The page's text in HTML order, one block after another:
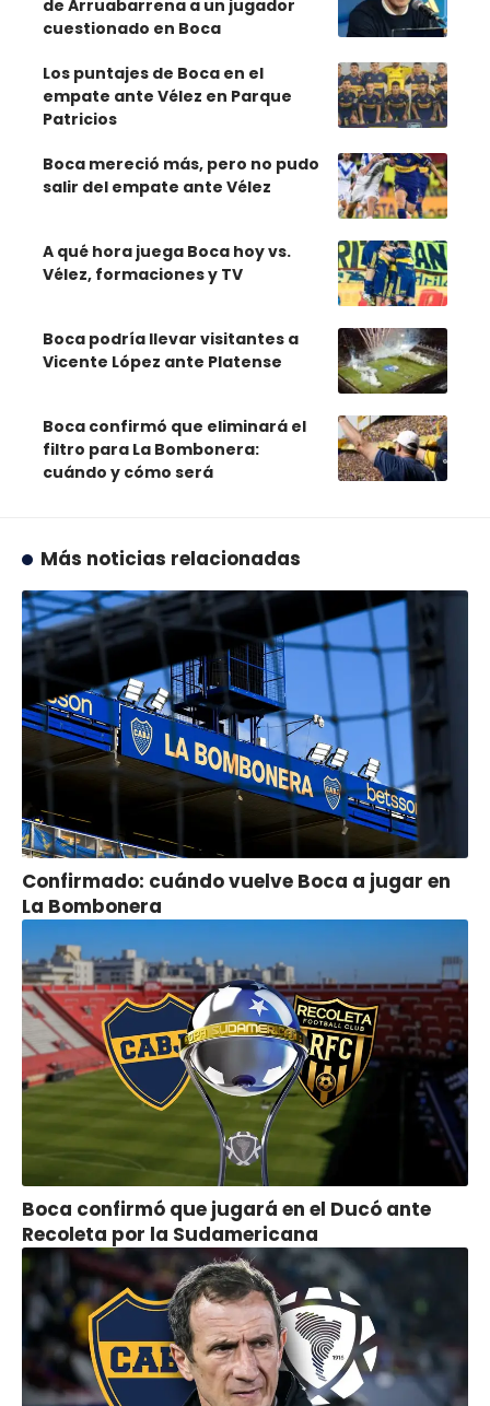
de Arruabarrena a un jugador
cuestionado en Boca
Los puntajes de Boca en el
empate ante Vélez en Parque
Patricios
Boca mereció más, pero no pudo
salir del empate ante Vélez
A qué hora juega Boca hoy vs.
Vélez, formaciones y TV
Boca podría llevar visitantes a
Vicente López ante Platense
Boca confirmó que eliminará el
filtro para La Bombonera:
cuándo y cómo será
Más noticias relacionadas
Confirmado: cuándo vuelve Boca a jugar en
La Bombonera
Boca confirmó que jugará en el Ducó ante
Recoleta por la Sudamericana